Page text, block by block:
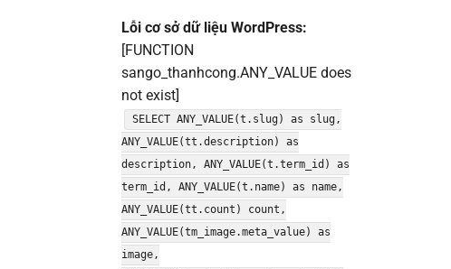
Lỗi cơ sở dữ liệu WordPress:
[FUNCTION
sango_thanhcong.ANY_VALUE does
not exist]
SELECT ANY_VALUE(t.slug) as slug,
ANY_VALUE(tt.description) as
description, ANY_VALUE(t.term_id) as
term_id, ANY_VALUE(t.name) as name,
ANY_VALUE(tt.count) count,
ANY_VALUE(tm_image.meta_value) as
image,